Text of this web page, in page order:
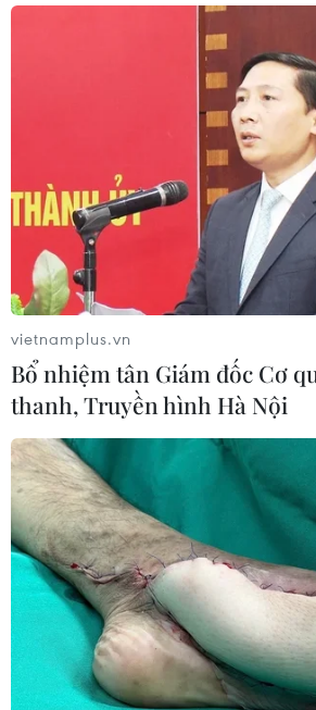
TIN CÙNG CHUYÊN MỤC
“Người Nhện” lập kỳ tích, “The
Odyssey” cán mốc 1 tỷ USD doanh
thu phòng vé
vietnamplus.vn
Bổ nhiệm tân Giám đốc Cơ
thanh, Truyền hình Hà Nội